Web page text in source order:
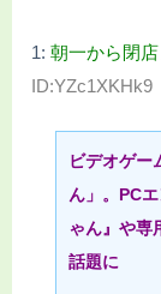
1: 朝一から閉
ID:YZc1XKHk9
ビデオゲー
ん」。PC
ゃん』や専
話題に